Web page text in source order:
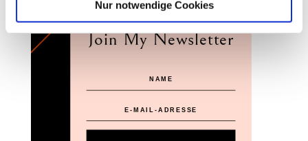
Nur notwendige Cookies
Join My Newsletter